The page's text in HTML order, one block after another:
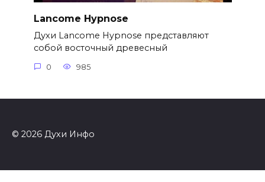
Lancome Hypnose
Духи Lancome Hypnose представляют
собой восточный древесный
0 985
© 2026 Духи Инфо